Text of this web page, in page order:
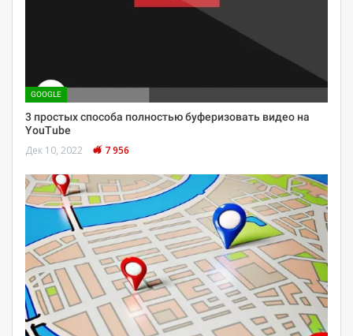
GOOGLE
3 простых способа полностью буферизовать видео на
YouTube
Дек 10, 2022 7 956